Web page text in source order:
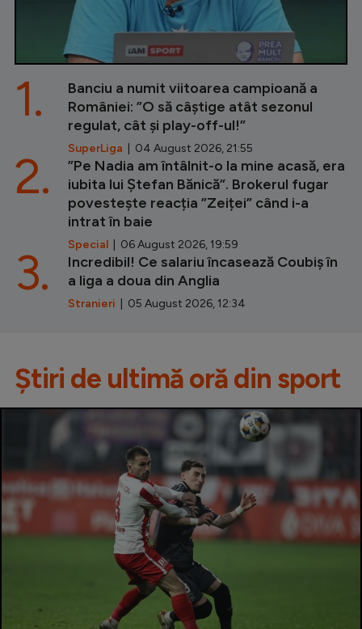
Banciu a numit viitoarea campioană a
României: ”O să câștige atât sezonul
regulat, cât și play-off-ul!”
SuperLiga | 04 August 2026, 21:55
1.
”Pe Nadia am întâlnit-o la mine acasă, era
iubita lui Ștefan Bănică”. Brokerul fugar
povestește reacția ”Zeiței” când i-a
intrat în baie
Special | 06 August 2026, 19:59
2.
Incredibil! Ce salariu încasează Coubiș în
a liga a doua din Anglia
Stranieri | 05 August 2026, 12:34
3.
Știri de ultimă oră din sport